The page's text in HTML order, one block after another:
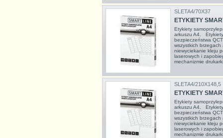
SLETA4/70X37
ETYKIETY
Etykiety
arkuszu A4.
bezpieczeństwa
wszystkich brzegach
niewyciekanie kleju
laserowych i
mechanizmie
SLETA4/210X148,5
ETYKIETY
Etykiety
arkuszu A4.
bezpieczeństwa
wszystkich brzegach
niewyciekanie kleju
laserowych i
mechanizmie